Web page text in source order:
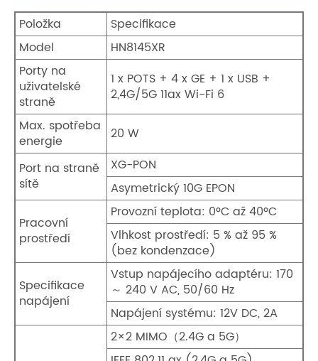
Položka
Specifikace
Model
HN8145XR
Porty na
uživatelské
straně
1 x POTS + 4 x GE + 1 x USB +
2,4G/5G 11ax Wi-Fi 6
Max. spotřeba
energie
20 W
Port na straně
sítě
XG-PON
Asymetrický 10G EPON
Pracovní
prostředí
Provozní teplota: 0ºC až 40ºC
Vlhkost prostředí: 5 % až 95 %
(bez kondenzace)
Specifikace
napájení
Vstup napájecího adaptéru: 170
～ 240 V AC, 50/60 Hz
Napájení systému: 12V DC, 2A
2×2 MIMO（2.4G a 5G）